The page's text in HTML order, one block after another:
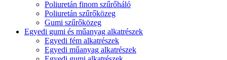
Poliuretán finom szűrőháló
Poliuretán szűrőközeg
Gumi szűrőközeg
Egyedi gumi és műanyag alkatrészek
Egyedi fém alkatrészek
Egyedi műanyag alkatrészek